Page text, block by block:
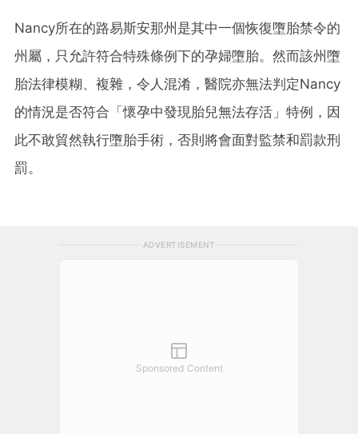
Nancy所在的路易斯安那州是其中一個恢復墮胎禁令的
州屬，只允許符合特殊條例下的孕婦墮胎。然而該州墮
胎法律模糊、複雜，令人混淆，醫院亦無法判定Nancy
的情況是否符合「懷孕中發現胎兒無法存活」特例，因
此不敢貿然執行墮胎手術，否則將會面對監禁和罰款刑
罰。
ADVERTISEMENT
Sponsored Content